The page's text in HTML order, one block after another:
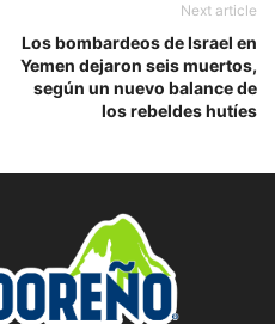
Next article
Los bombardeos de Israel en
Yemen dejaron seis muertos,
según un nuevo balance de
los rebeldes hutíes